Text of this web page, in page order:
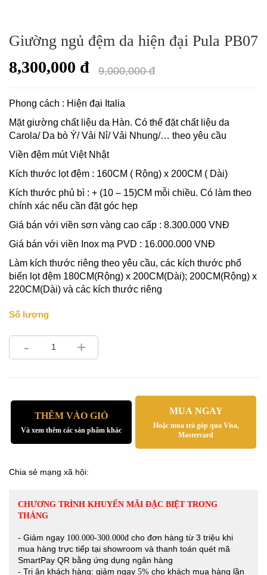
Giường ngủ đệm da hiện đại Pula PB07
8,300,000 đ 9,000,000 đ
Phong cách : Hiện đại Italia
Mặt giường chất liệu da Hàn. Có thể đặt chất liệu da
Carola/ Da bò Ý/ Vải Nỉ/ Vải Nhung/… theo yêu cầu
Viền đệm mút Việt Nhật
Kích thước lọt đệm : 160CM ( Rộng) x 200CM ( Dài)
Kích thước phủ bì : + (10 – 15)CM mỗi chiều. Có làm theo
chính xác nếu cần đặt góc hẹp
Giá bán với viền sơn vàng cao cấp : 8.300.000 VNĐ
Giá bán với viền Inox mạ PVD : 16.000.000 VNĐ
Làm kích thước riêng theo yêu cầu, các kích thước phổ
biến lọt đệm 180CM(Rộng) x 200CM(Dài); 200CM(Rộng) x
220CM(Dài) và các kích thước riêng
Số lượng
- +
THÊM VÀO GIỎ
Và xem thêm các sản phẩm khác
MUA NGAY
Hoặc mua trả góp qua Visa,
Mastercard
Chia sẻ mạng xã hội:
CHƯƠNG TRÌNH KHUYẾN MÃI ĐẶC BIỆT TRONG
THÁNG
- Giảm ngay 100.000-300.000đ cho đơn hàng từ 3 triệu khi
mua hàng trực tiếp tại showroom và thanh toán quét mã
SmartPay QR bằng ứng dụng ngân hàng
- Tri ân khách hàng: giảm ngay 5% cho khách mua hàng lần